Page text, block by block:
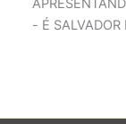
- É SALVADOR